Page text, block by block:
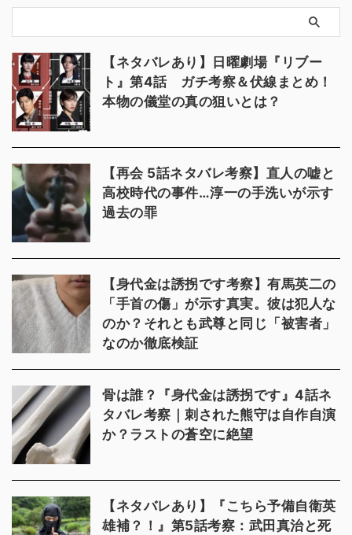
【ネタバレあり】日曜劇場『リブー
ト』第4話 ガチ考察＆伏線まとめ！
本物の儀堂の真の狙いとは？
【再会 5話ネタバレ考察】直人の嘘と
高校時代の事件…淳一の手洗いが示す
過去の罪
【身代金は誘拐です考察】有馬英二の
「手首の傷」が示す真実。彼は犯人な
のか？それとも武尊と同じ「被害者」
なのか徹底検証
骨は誰？『身代金は誘拐です』4話ネ
タバレ考察｜刺された熊守は自作自演
か？ラストの蒼空に絶望
【ネタバレあり】『こちら予備自衛英
雄補？！』第5話考察：武田真治と死